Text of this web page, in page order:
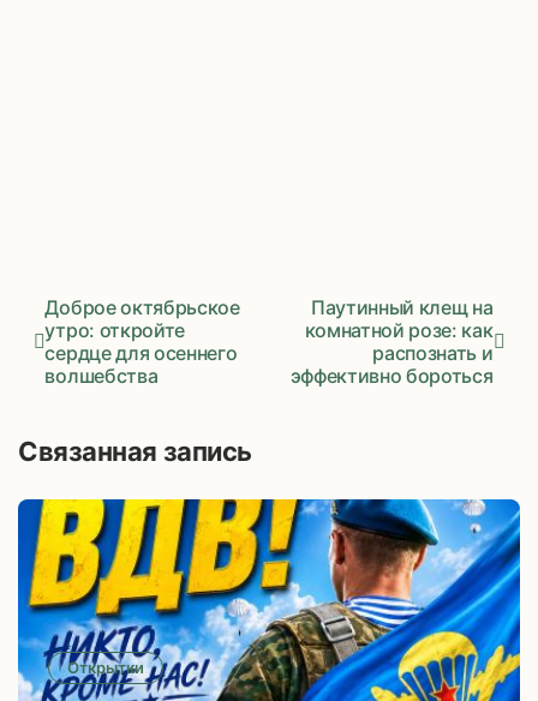
Навигация
записям
Доброе октябрьское
утро: откройте
сердце для осеннего
волшебства
Паутинный клещ на
комнатной розе: как
распознать и
эффективно бороться
Связанная запись
Открытки